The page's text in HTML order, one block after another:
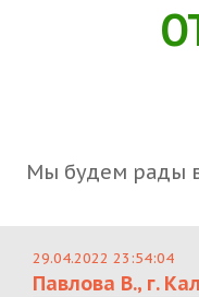
Мы будем рады
29.04.2022 23:54:04
Павлова В., г.